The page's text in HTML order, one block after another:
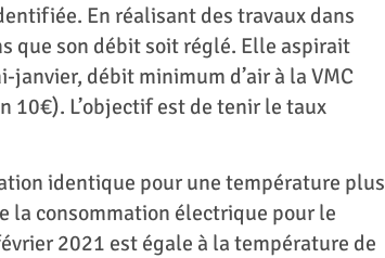
En réalisant des travaux dans
que son débit soit réglé. Elle aspirait
janvier, débit minimum d’air à la VMC
10€). L’objectif est de tenir le taux
identique pour une température plus
la consommation électrique pour le
2021 est égale à la température de